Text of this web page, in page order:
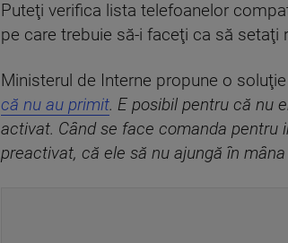
Puteţi verifica lista telefoanelor
pe care trebuie să-i faceţi ca să
Ministerul de Interne propune o
că nu au primit. E posibil pentru că nu
activat. Când se face comanda pentru
preactivat, că ele să nu ajungă în